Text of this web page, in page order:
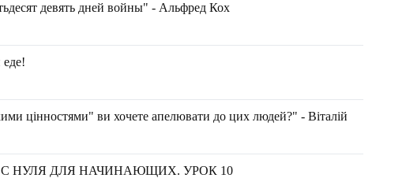
девять дней войны" - Альфред Кох
цінностями" ви хочете апелювати до цих людей?" - Віталій
НУЛЯ ДЛЯ НАЧИНАЮЩИХ. УРОК 10